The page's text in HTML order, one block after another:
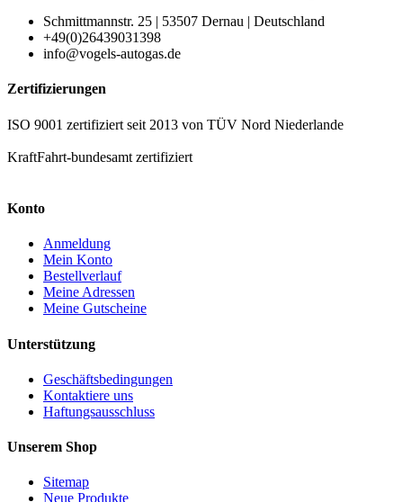
Schmittmannstr. 25 | 53507 Dernau | Deutschland
+49(0)26439031398
info@vogels-autogas.de
Zertifizierungen
ISO 9001 zertifiziert seit 2013 von TÜV Nord Niederlande
KraftFahrt-bundesamt zertifiziert
Konto
Anmeldung
Mein Konto
Bestellverlauf
Meine Adressen
Meine Gutscheine
Unterstützung
Geschäftsbedingungen
Kontaktiere uns
Haftungsausschluss
Unserem Shop
Sitemap
Neue Produkte